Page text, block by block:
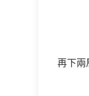
再下兩